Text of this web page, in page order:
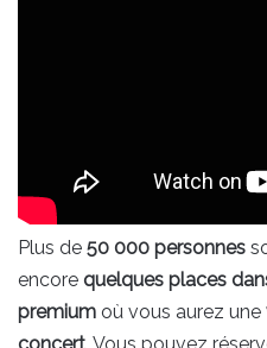
Plus de 50 000 personnes
encore quelques places
premium où vous aurez une